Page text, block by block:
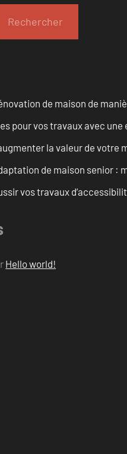
Rechercher
de maison de
pour vos travaux avec
la valeur de votre
de maison senior :
vos travaux
Hello world!